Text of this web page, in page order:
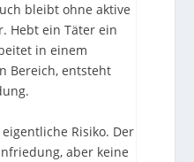
bleibt ohne aktive
Hebt ein Täter ein
in einem
Bereich, entsteht
Risiko. Der
aber keine